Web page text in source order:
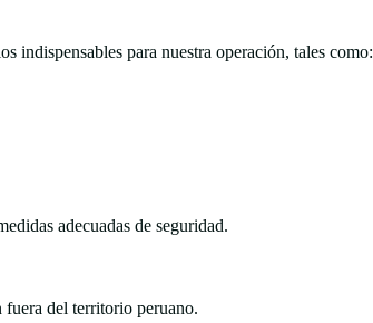
indispensables para nuestra operación, tales como:
adecuadas de seguridad.
fuera del territorio peruano.